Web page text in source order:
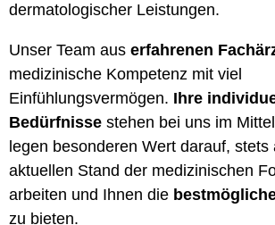
dermatologischer Leistungen.
Unser Team aus erfahrenen
medizinische Kompetenz mit viel
Einfühlungsvermögen. Ihre
Bedürfnisse stehen bei uns im
legen besonderen Wert darauf, stets
aktuellen Stand der medizinischen
arbeiten und Ihnen die
zu bieten.